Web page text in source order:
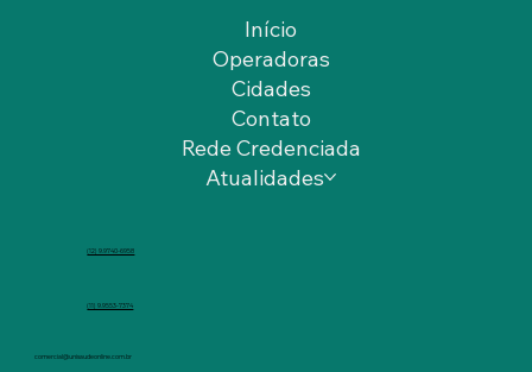
Início
Operadoras
Cidades
Contato
Rede Credenciada
Atualidades
(12) 9.9740-6958
(11) 9.9553-7374
comercial@unisaudeonline.com.br